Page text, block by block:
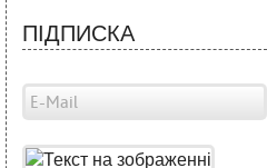
ПІДПИСКА